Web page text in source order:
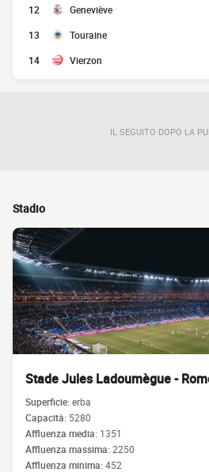
12 Geneviève
13 Touraine
14 Vierzon
IL SEGUITO DOPO LA
Stadio
Stade Jules Ladoumègue -
Superficie:erba
Capacità: 5280
Affluenza media: 1351
Affluenza massima:2250
Affluenza minima:452